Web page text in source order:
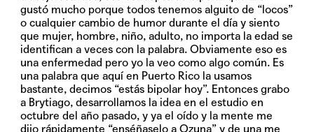
gustó mucho porque todos tenemos alguito de “locos”
o cualquier cambio de humor durante el día y siento
que mujer, hombre, niño, adulto, no importa la edad se
identifican a veces con la palabra. Obviamente eso es
una enfermedad pero yo la veo como algo común. Es
una palabra que aquí en Puerto Rico la usamos
bastante, decimos “estás bipolar hoy”. Entonces grabo
a Brytiago, desarrollamos la idea en el estudio en
octubre del año pasado, y ya el oído y la mente me
dijo rápidamente “enséñaselo a Ozuna” y de una me